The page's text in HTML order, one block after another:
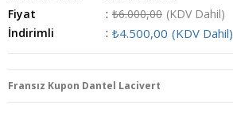
Fiyat
: ₺6.000,00 (KDV Dahil)
İndirimli
: ₺4.500,00 (KDV Dahil)
Fransız Kupon Dantel Lacivert